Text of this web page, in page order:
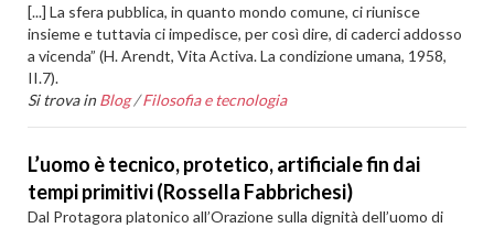
[...] La sfera pubblica, in quanto mondo comune, ci riunisce
insieme e tuttavia ci impedisce, per così dire, di caderci addosso
a vicenda” (H. Arendt, Vita Activa. La condizione umana, 1958,
II.7).
Si trova in Blog /Filosofia e tecnologia
L’uomo è tecnico, protetico, artificiale fin dai
tempi primitivi (Rossella Fabbrichesi)
Dal Protagora platonico all’Orazione sulla dignità dell’uomo di